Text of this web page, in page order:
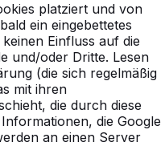
platziert und von
ein eingebettetes
Einfluss auf die
und/oder Dritte. Lesen
(die sich regelmäßig
mit ihren
die durch diese
die Google
an einen Server